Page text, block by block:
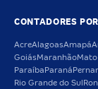
CONTADORES
AcreAlagoasAmapá
GoiásMaranhão
Paraíba Paraná
Rio Grande do Sul